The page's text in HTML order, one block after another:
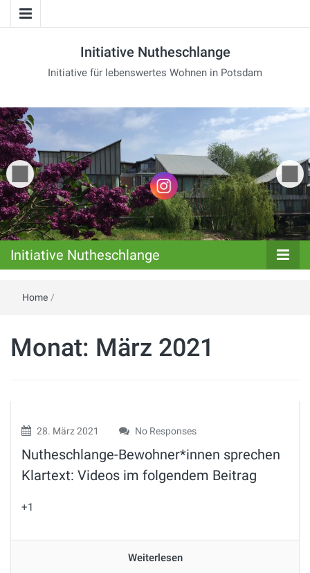
Initiative Nutheschlange
Initiative für lebenswertes Wohnen in Potsdam
Initiative Nutheschlange
Home /
Monat: März 2021
28. März 2021 No Responses
Nutheschlange-Bewohner*innen sprechen
Klartext: Videos im folgendem Beitrag
+1
Weiterlesen